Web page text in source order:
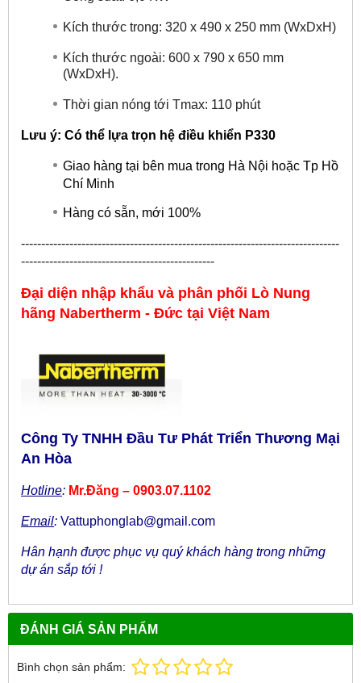
Kích thước trong: 320 x 490 x 250 mm (WxDxH)
Kích thước ngoài: 600 x 790 x 650 mm
(WxDxH).
Thời gian nóng tới Tmax: 110 phút
Lưu ý: Có thể lựa trọn hệ điều khiển P330
Giao hàng tại bên mua trong Hà Nội hoặc Tp Hồ
Chí Minh
Hàng có sẵn, mới 100%
-------------------------------------------------------------------------------
------------------------------------------------
Đại diện nhập khẩu và phân phối Lò Nung
hãng Nabertherm - Đức tại Việt Nam
Công Ty TNHH Đầu Tư Phát Triển Thương Mại
An Hòa
Hotline: Mr.Đăng – 0903.07.1102
Email: Vattuphonglab@gmail.com
Hân hạnh được phục vụ quý khách hàng trong những
dự án sắp tới !
ĐÁNH GIÁ SẢN PHẨM
Bình chọn sản phẩm: